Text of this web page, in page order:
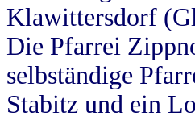
Klawittersdorf
Die Pfarrei
selbständige
Stabitz und ein